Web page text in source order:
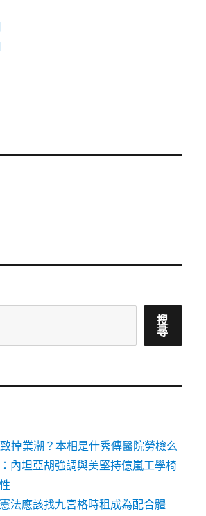
搜
尋
掉業潮？本相是什秀傳醫院勞檢么
內坦亞胡強調與美堅持億嵐工學椅
憲法應該找九宮格時租成為配合體